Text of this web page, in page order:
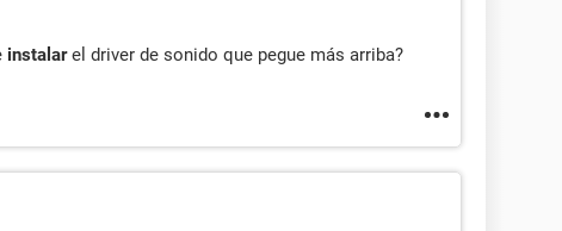
instalarel driver de sonido que pegue más arriba?